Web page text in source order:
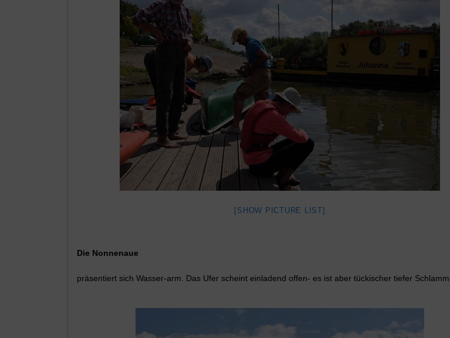
[SHOW PICTURE LIST]
Die Nonnenaue
präsentiert sich Wasser-arm. Das Ufer scheint einladend offen- es ist aber tückischer tiefer Schlamm.